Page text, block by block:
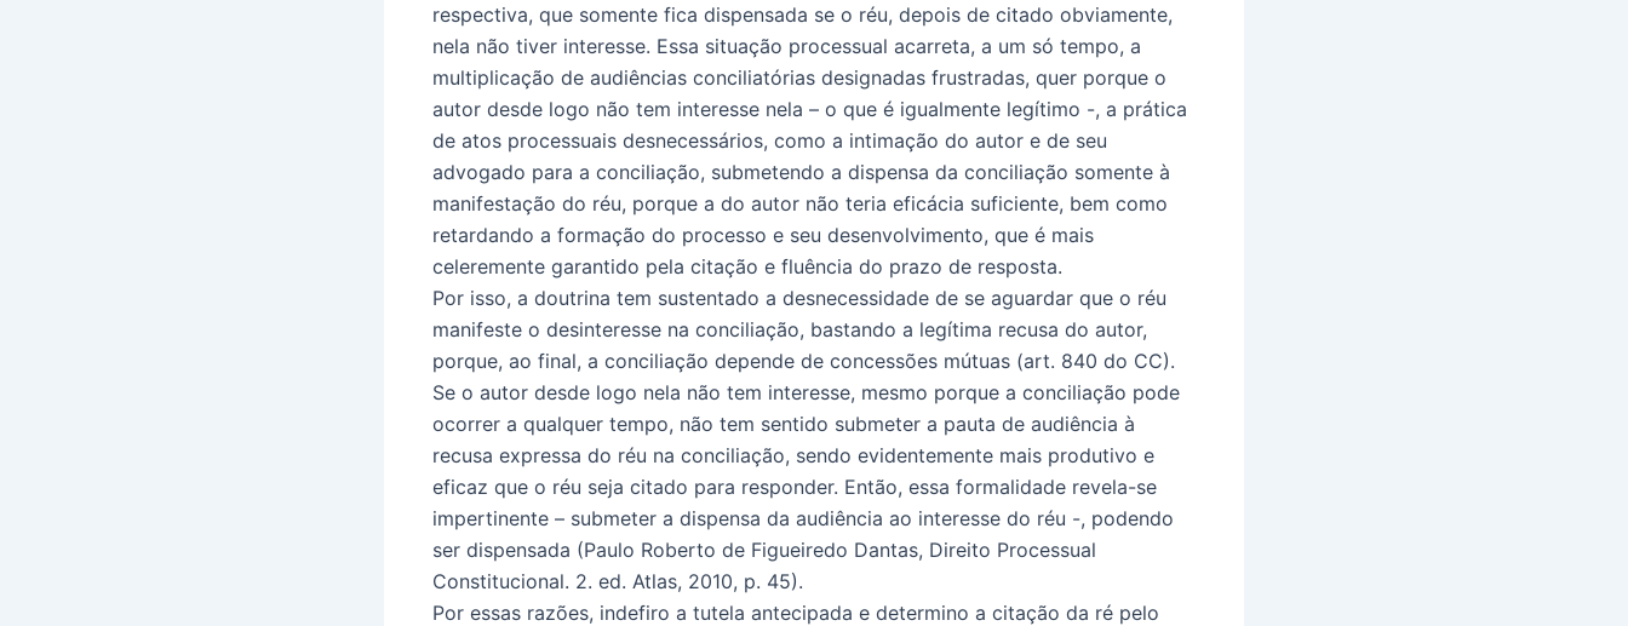
respectiva, que somente fica dispensada se o réu, depois de citado obviamente,
nela não tiver interesse. Essa situação processual acarreta, a um só tempo, a
multiplicação de audiências conciliatórias designadas frustradas, quer porque o
autor desde logo não tem interesse nela – o que é igualmente legítimo -, a prática
de atos processuais desnecessários, como a intimação do autor e de seu
advogado para a conciliação, submetendo a dispensa da conciliação somente à
manifestação do réu, porque a do autor não teria eficácia suficiente, bem como
retardando a formação do processo e seu desenvolvimento, que é mais
celeremente garantido pela citação e fluência do prazo de resposta.
Por isso, a doutrina tem sustentado a desnecessidade de se aguardar que o réu
manifeste o desinteresse na conciliação, bastando a legítima recusa do autor,
porque, ao final, a conciliação depende de concessões mútuas (art. 840 do CC).
Se o autor desde logo nela não tem interesse, mesmo porque a conciliação pode
ocorrer a qualquer tempo, não tem sentido submeter a pauta de audiência à
recusa expressa do réu na conciliação, sendo evidentemente mais produtivo e
eficaz que o réu seja citado para responder. Então, essa formalidade revela-se
impertinente – submeter a dispensa da audiência ao interesse do réu -, podendo
ser dispensada (Paulo Roberto de Figueiredo Dantas, Direito Processual
Constitucional. 2. ed. Atlas, 2010, p. 45).
Por essas razões, indefiro a tutela antecipada e determino a citação da ré pelo